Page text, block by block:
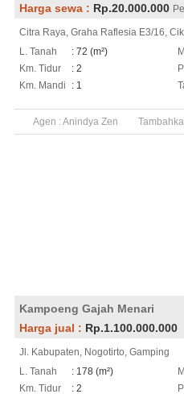
Harga sewa : Rp.20.000.000
Citra Raya, Graha Raflesia E3/16,
L. Tanah
: 72 (m²)
Km. Tidur
: 2
Km. Mandi
: 1
Agen :Anindya Zen
Kampoeng Gajah Menari
Harga jual : Rp.1.100.000.000
Jl. Kabupaten, Nogotirto, Gamping
L. Tanah
: 178 (m²)
Km. Tidur
: 2